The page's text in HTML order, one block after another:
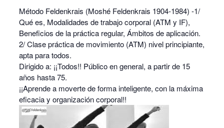
Método Feldenkrais (Moshé Feldenkrais 1904-1984) -1/
Qué es, Modalidades de trabajo corporal (ATM y IF),
Beneficios de la práctica regular, Ámbitos de aplicación.
2/ Clase práctica de movimiento (ATM) nivel principiante,
apta para todos.
Dirigido a: ¡¡Todos!! Público en general, a partir de 15
años hasta 75.
¡¡Aprende a moverte de forma inteligente, con la máxima
eficacia y organización corporal!!